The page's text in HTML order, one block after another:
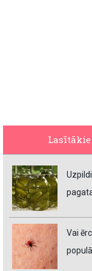
Lasītākie
Vai